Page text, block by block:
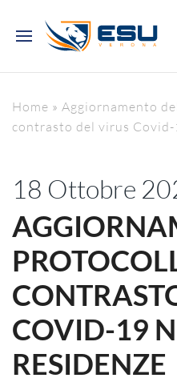
Home » Aggiornamento
contrasto del virus Covid-
18 Ottobre
COVID-19
RESIDENZE